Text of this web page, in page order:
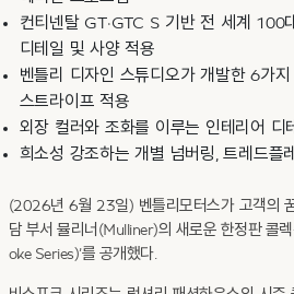
컨티넨탈 GT·GTC S 기반 전 세계 100
디테일 및 사양 적용
벤틀리 디자인 스튜디오가 개발한 6가
스트라이프 적용
외장 컬러와 조화를 이루는 인테리어 디
희소성 강조하는 개별 넘버링, 트레드플
(2026년 6월 23일) 벤틀리모터스가 고객의
담 부서 뮬리너(Mulliner)의 새로운 한정판 콜
oke Series)’를 공개했다.